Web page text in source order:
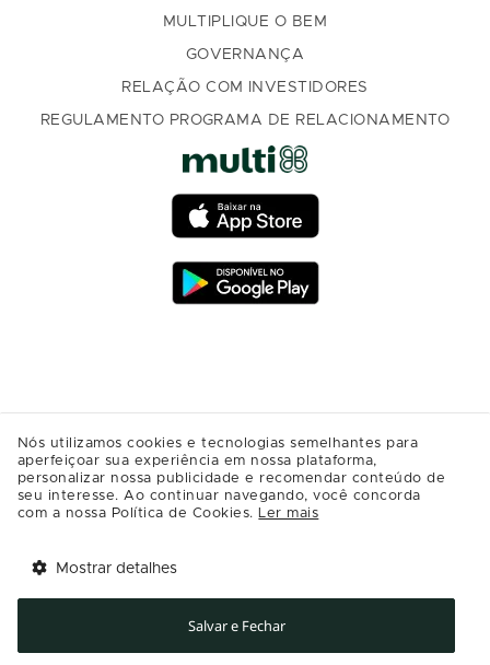
Nós utilizamos cookies e tecnologias semelhantes para
aperfeiçoar sua experiência em nossa plataforma,
personalizar nossa publicidade e recomendar conteúdo de
seu interesse. Ao continuar navegando, você concorda
com a nossa Política de Cookies. Ler mais
Mostrar detalhes
Salvar e Fechar
MULTIPLIQUE O BEM
GOVERNANÇA
RELAÇÃO COM INVESTIDORES
REGULAMENTO PROGRAMA DE RELACIONAMENTO
Baixe agora o app Multi
Abrir